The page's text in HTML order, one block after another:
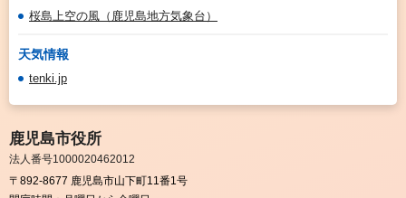
桜島上空の風（鹿児島地方気象台）
天気情報
tenki.jp
鹿児島市役所
法人番号1000020462012
〒892-8677 鹿児島市山下町11番1号